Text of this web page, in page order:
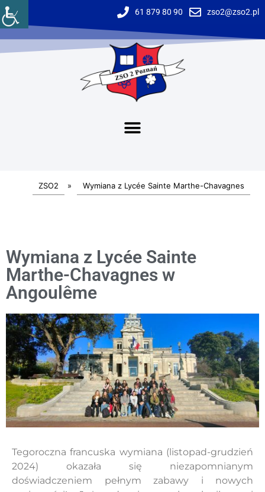
61 879 80 90 zso2@zso2.pl
ZSO2 » Wymiana z Lycée Sainte Marthe-Chavagnes
Wymiana z Lycée Sainte
Marthe-Chavagnes w
Angoulême
Tegoroczna francuska wymiana (listopad-grudzień
2024) okazała się niezapomnianym
doświadczeniem pełnym zabawy i nowych